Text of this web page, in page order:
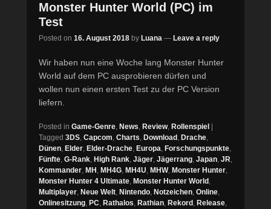
Monster Hunter World (PC) im
Test
Posted on 16. August 2018 by Luana — Leave a reply
Wir haben nun eine Woche lang Monster Hunter
World auf dem PC ausprobieren dürfen und
wollen nun einen ersten Test zu der PC Version
liefern.
Posted in Game-Genre, News, Review, Rollenspiel
Tagged 3DS, Capcom, Charts, Download , Drache,
Dünen, Elder, Elder-Drache, Europa, Forschungspunkte,
Fünfte, G-Rank, High Rank, Jäger, Jägerrang, Japan, JR,
Kommander, MH , MH4G, MH4U, MHW, Monster Hunter,
Monster Hunter 4 Ultimate, Monster Hunter World ,
Multiplayer, Neue Welt, Nintendo, Notzeichen, Online,
Onlinesitzung, PC, Rathalos, Rathian, Rekord , Release,